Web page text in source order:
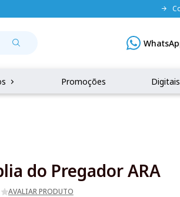
Promoções Digitais
do Pregador ARA
AVALIAR PRODUTO